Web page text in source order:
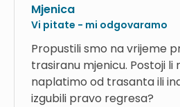
Mjenica
Vi pitate - mi odgovaramo
Propustili smo na vrijeme
trasiranu mjenicu. Postoji li
naplatimo od trasanta ili
izgubili pravo regresa?